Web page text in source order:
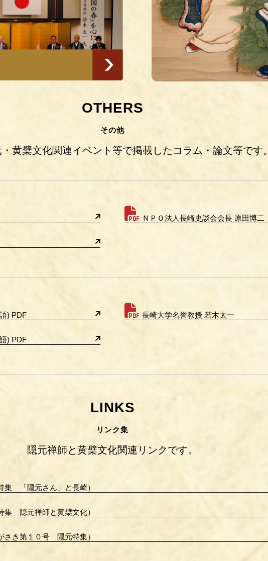
その他
黄檗文化関連イベント等で掲載したコラム・論文等です。
ＮＰＯ法人長崎史談会会長 原田博二
) PDF
) PDF
長崎大学名誉教授 若木太一
リンク集
隠元禅師と黄檗文化関連リンクです。
「隠元さん」と長崎）
隠元禅師と黄檗文化）
さき第１０号 隠元特集）